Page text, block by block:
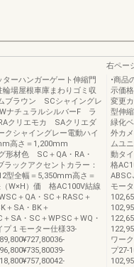
ーハンガーゲート伸縮門
場屋根車庫まわりゴミ収
ブラウン SCシャイングレ
チュラルシルバーF ラ
クリエモカ SAクリエダ
シャイングレー電動ハイ
高さ＝1,200mm
材色 SC＋QA・RA・
ックアクセントカラー：
型全幅＝5,350mm高さ＝
W×H）価 格AC100V結線
＋QA・SC＋RASC＋
＋SA・BK＋
SA・SC＋WPSC＋WQ・
プ１モーター仕様33-
右ペー
•商品
示価
変更
型伸
緑化
外カ
ムユ
動タ
格
モー
ワー
プ27-